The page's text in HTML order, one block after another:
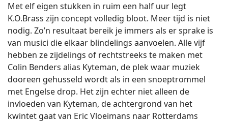
Met elf eigen stukken in ruim een half uur legt
K.O.Brass zijn concept volledig bloot. Meer tijd is niet
nodig. Zo’n resultaat bereik je immers als er sprake is
van musici die elkaar blindelings aanvoelen. Alle vijf
hebben ze zijdelings of rechtstreeks te maken met
Colin Benders alias Kyteman, de plek waar muziek
dooreen gehusseld wordt als in een snoeptrommel
met Engelse drop. Het zijn echter niet alleen de
invloeden van Kyteman, de achtergrond van het
kwintet gaat van Eric Vloeimans naar Rotterdams